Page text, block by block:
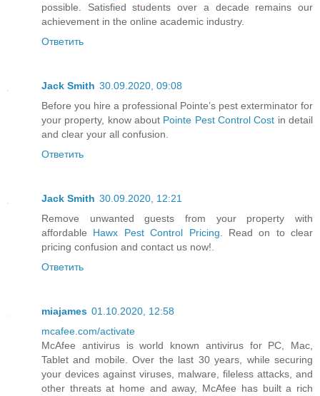
possible. Satisfied students over a decade remains our
achievement in the online academic industry.
Ответить
Jack Smith 30.09.2020, 09:08
Before you hire a professional Pointe’s pest exterminator for
your property, know about Pointe Pest Control Cost in detail
and clear your all confusion.
Ответить
Jack Smith 30.09.2020, 12:21
Remove unwanted guests from your property with
affordable Hawx Pest Control Pricing. Read on to clear
pricing confusion and contact us now!.
Ответить
miajames 01.10.2020, 12:58
mcafee.com/activate
McAfee antivirus is world known antivirus for PC, Mac,
Tablet and mobile. Over the last 30 years, while securing
your devices against viruses, malware, fileless attacks, and
other threats at home and away, McAfee has built a rich